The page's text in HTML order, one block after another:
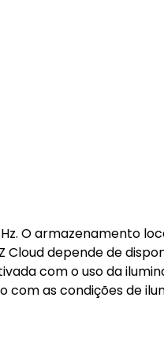
O armazenamento
Cloud depende de
com o uso da
com as condições de